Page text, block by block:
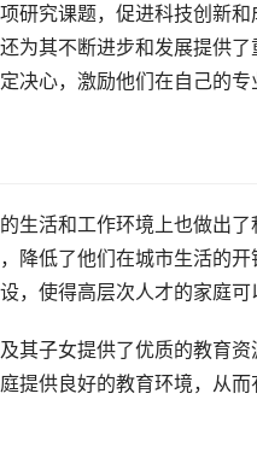
研究课题，促进科技创新
为其不断进步和发展提供
决心，激励他们在自己的专
生活和工作环境上也做出
降低了他们在城市生活的
，使得高层次人才的家庭可
其子女提供了优质的教育
提供良好的教育环境，从